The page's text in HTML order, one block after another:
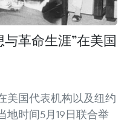
革命生涯”在美国
美国代表机构以及纽约
地时间5月19日联合举